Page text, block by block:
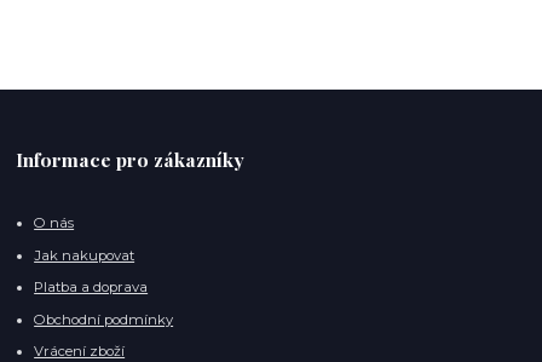
Informace pro zákazníky
O nás
Jak nakupovat
Platba a doprava
Obchodní podmínky
Vrácení zboží